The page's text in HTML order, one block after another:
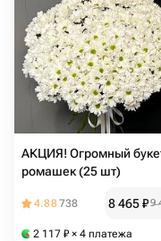
АКЦИЯ! Огромный
ромашек (25 шт)
4.88738 8 465₽9
2 117 ₽ × 4 платежа